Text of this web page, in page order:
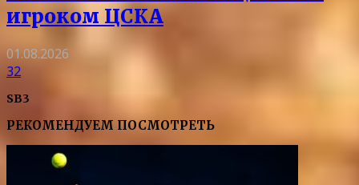
игроком ЦСКА
01.08.2026
32
SB3
РЕКОМЕНДУЕМ ПОСМОТРЕТЬ